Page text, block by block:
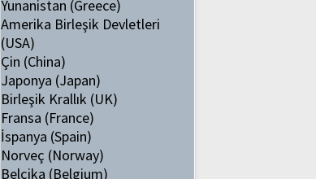
Yunanistan (Greece)
Amerika Birleşik Devletleri
(USA)
Çin (China)
Japonya (Japan)
Birleşik Krallık (UK)
Fransa (France)
İspanya (Spain)
Norveç (Norway)
Belçika (Belgium)